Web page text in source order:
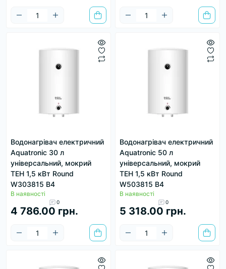
Водонагрівач електричний
Aquatronic 30 л
універсальний, мокрий
ТЕН 1,5 кВт Round
W303815 B4
В наявності
0
4 786.00 грн.
Водонагрівач електричний
Aquatronic 50 л
універсальний, мокрий
ТЕН 1,5 кВт Round
W503815 B4
В наявності
0
5 318.00 грн.